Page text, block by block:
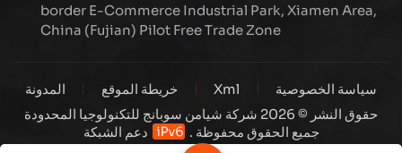
border E-Commerce Industrial Park, Xiamen Area,
China (Fujian) Pilot Free Trade Zone
خريطة الموقع المدونة Xml
سياسة الخصوصية
حقوق النشر © 2026 شركة شيامن سوبانج للتكنولوجيا المحدودة
جميع الحقوق محفوظة .
دعم الشبكة